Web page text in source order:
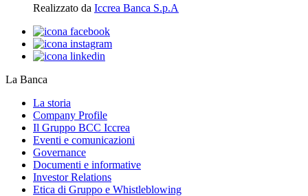
Realizzato da Iccrea Banca S.p.A
La Banca
La storia
Company Profile
Il Gruppo BCC Iccrea
Eventi e comunicazioni
Governance
Documenti e informative
Investor Relations
Etica di Gruppo e Whistleblowing